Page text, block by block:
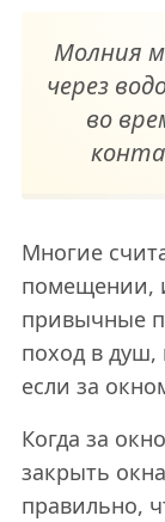
Молния
через
во
Многие
помещении,
привычные
поход в
если за
Когда за
закрыть
правильно,